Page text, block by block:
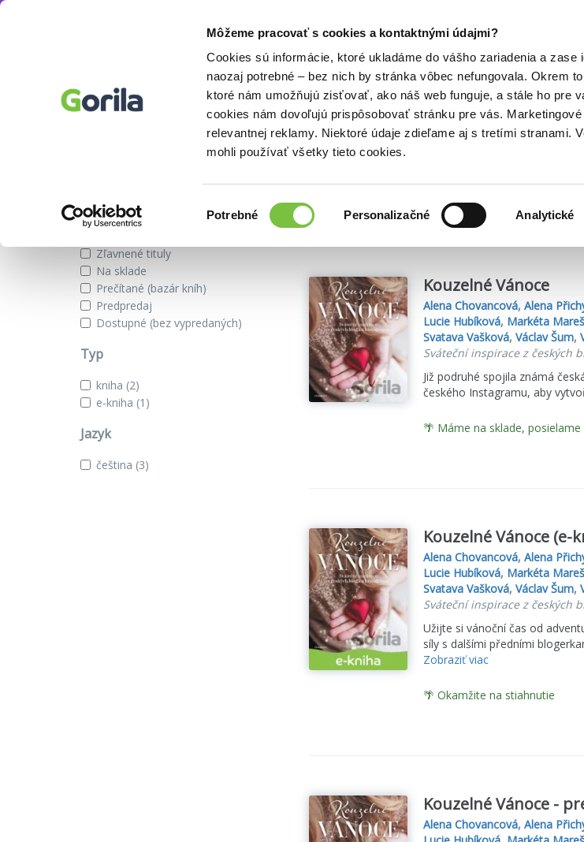
Môžeme pracovať s cookies a kontaktnými údajmi?
Cookies sú informácie, ktoré ukladáme do vášho zariadenia a
naozaj potrebné – bez nich by stránka vôbec nefungovala. Okrem
ktoré nám umožňujú zisťovať, ako náš web funguje, a stále ho pre
cookies nám dovoľujú prispôsobovať stránku pre vás.
relevantnej reklamy. Niektoré údaje zdieľame aj s tretími stranami.
mohli používať všetky tieto cookies.
súhlasu
Potrebné Personalizačné Analytické
Doplnky
Václav Šum
Knihy autora Václav Šum
Zobraziť iba
Zľavnené tituly
Na sklade
Prečítané (bazár kníh)
Predpredaj
Dostupné (bez vypredaných)
Typ
kniha (2)
e-kniha (1)
Jazyk
čeština (3)
Našli sme
Kouzelné Vánoce
Alena Chovancová, Alena
Lucie Hubíková, Markéta
Svatava Vašková, Václav Šum,
Sváteční inspirace z českých
Již podruhé spojila známá
českého Instagramu, aby
🌴 Máme na sklade, posielame
Kouzelné Vánoce (e-
Alena Chovancová, Alena
Lucie Hubíková, Markéta
Svatava Vašková, Václav Šum,
Sváteční inspirace z českých
Užijte si vánoční čas od
síly s dalšími předními
Zobraziť viac
🌴 Okamžite na stiahnutie
Kouzelné Vánoce -
Alena Chovancová, Alena